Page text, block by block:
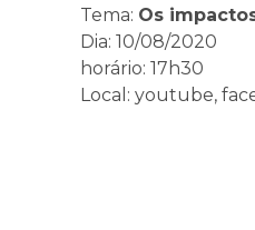
Tema: Os
Dia: 10/08/2020
horário: 17h30
Local: youtube,